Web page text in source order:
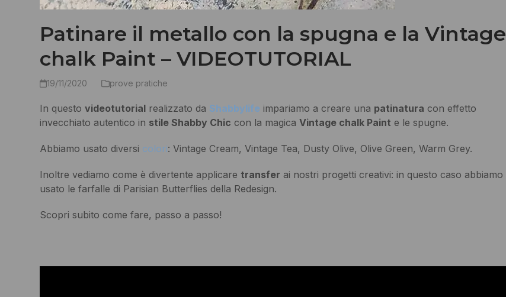
Patinare il metallo con la spugna e la Vintage
chalk Paint – VIDEOTUTORIAL
19/11/2020 prove pratiche
In questovideotutorial realizzato da Shabbylife impariamo a creare una patinatura con effetto
invecchiato autentico in stile Shabby Chic con la magicaVintage chalk Paint e le spugne.
Abbiamo usato diversi colori: Vintage Cream, Vintage Tea, Dusty Olive, Olive Green, Warm Grey.
Inoltre vediamo come è divertente applicare transfer ai nostri progetti creativi: in questo caso abbiamo
usato le farfalle di Parisian Butterflies della Redesign.
Scopri subito come fare, passo a passo!